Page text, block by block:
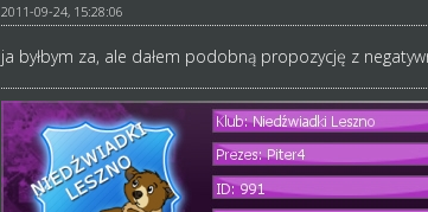
2011-09-24, 15:28:06
ja byłbym za, ale dałem podobną propozycję z